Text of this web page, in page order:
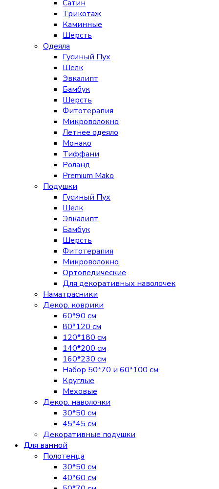
Сатин
Трикотаж
Каминные
Шерсть
Одеяла
Гусиный Пух
Шелк
Эвкалипт
Бамбук
Шерсть
Фитотерапия
Микроволокно
Летнее одеяло
Монако
Тиффани
Роланд
Premium Mako
Подушки
Гусиный Пух
Шелк
Эвкалипт
Бамбук
Шерсть
Фитотерапия
Микроволокно
Ортопедические
Для декоративных наволочек
Наматрасники
Декор. коврики
60*90 см
80*120 см
120*180 см
140*200 см
160*230 см
Набор 50*70 и 60*100 см
Круглые
Меховые
Декор. наволочки
30*50 см
45*45 см
Декоративные подушки
Для ванной
Полотенца
30*50 см
40*60 см